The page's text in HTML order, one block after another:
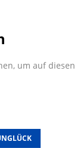
um auf diesen